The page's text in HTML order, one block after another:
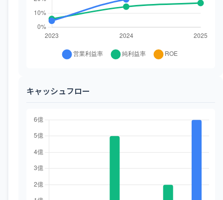
キャッシュフロー